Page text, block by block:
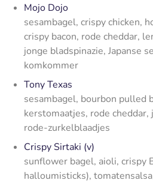
Mojo Dojo
sesambagel, crispy chicken,
crispy bacon, rode cheddar,
jonge bladspinazie, Japanse
komkommer
Tony Texas
sesambagel, bourbon pulled
kerstomaatjes, rode cheddar,
rode-zurkelblaadjes
Crispy Sirtaki (v)
sunflower bagel, aioli, crispy
halloumisticks),